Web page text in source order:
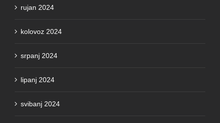
rujan 2024
kolovoz 2024
srpanj 2024
lipanj 2024
svibanj 2024